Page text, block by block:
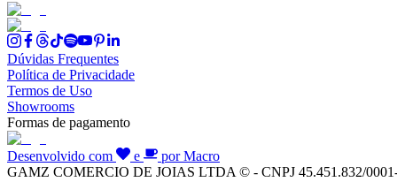
Dúvidas Frequentes
Política de Privacidade
Termos de Uso
Showrooms
Formas de pagamento
Desenvolvido com e
por Macro
GAMZ COMERCIO DE JOIAS LTDA © - CNPJ 45.451.832/